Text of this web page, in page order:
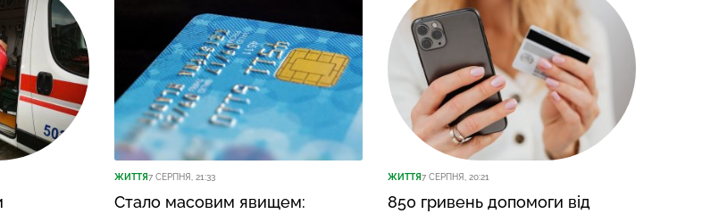
ЖИТТЯ7 СЕРПНЯ, 21:33
Стало масовим явищем:
ЖИТТЯ7 СЕРПНЯ, 20:21
850 гривень допомоги від